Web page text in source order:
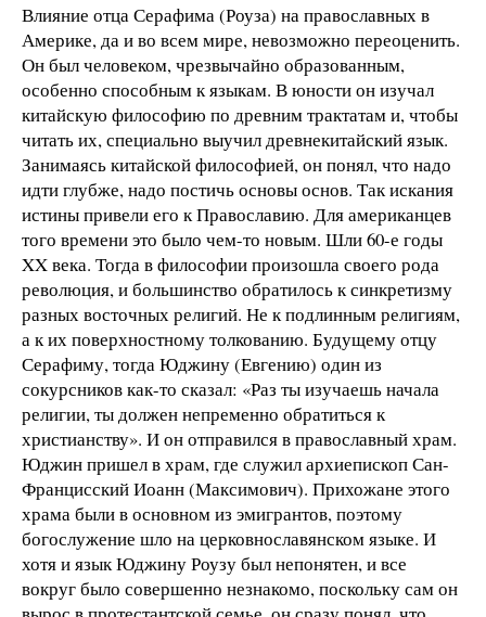
Влияние отца Серафима (Роуза) на православных в
Америке, да и во всем мире, невозможно переоценить.
Он был человеком, чрезвычайно образованным,
особенно способным к языкам. В юности он изучал
китайскую философию по древним трактатам и, чтобы
читать их, специально выучил древнекитайский язык.
Занимаясь китайской философией, он понял, что надо
идти глубже, надо постичь основы основ. Так искания
истины привели его к Православию. Для американцев
того времени это было чем-то новым. Шли 60-е годы
XX века. Тогда в философии произошла своего рода
революция, и большинство обратилось к синкретизму
разных восточных религий. Не к подлинным религиям,
а к их поверхностному толкованию. Будущему отцу
Серафиму, тогда Юджину (Евгению) один из
сокурсников как-то сказал: «Раз ты изучаешь начала
религии, ты должен непременно обратиться к
христианству». И он отправился в православный храм.
Юджин пришел в храм, где служил архиепископ Сан-
Францисский Иоанн (Максимович). Прихожане этого
храма были в основном из эмигрантов, поэтому
богослужение шло на церковнославянском языке. И
хотя и язык Юджину Роузу был непонятен, и все
вокруг было совершенно незнакомо, поскольку сам он